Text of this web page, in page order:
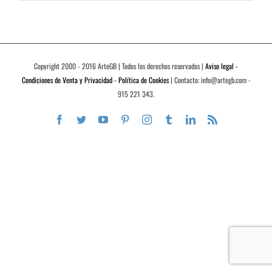
Copyright 2000 - 2016 ArteGB | Todos los derechos reservados | Aviso legal -
Condiciones de Venta y Privacidad - Política de Cookies| Contacto: info@artegb.com -
915 221 343.
Facebook
TwitterYouTubePinterestInstagramTumblrLinkedIn